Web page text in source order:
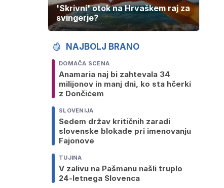
'Skrivni' otok na Hrvaškem raj za
svingerje?
NAJBOLJ BRANO
DOMAČA SCENA
Anamaria naj bi zahtevala 34
milijonov in manj dni, ko sta hčerki
z Dončićem
SLOVENIJA
Sedem držav kritičnih zaradi
slovenske blokade pri imenovanju
Fajonove
TUJINA
V zalivu na Pašmanu našli truplo
24-letnega Slovenca